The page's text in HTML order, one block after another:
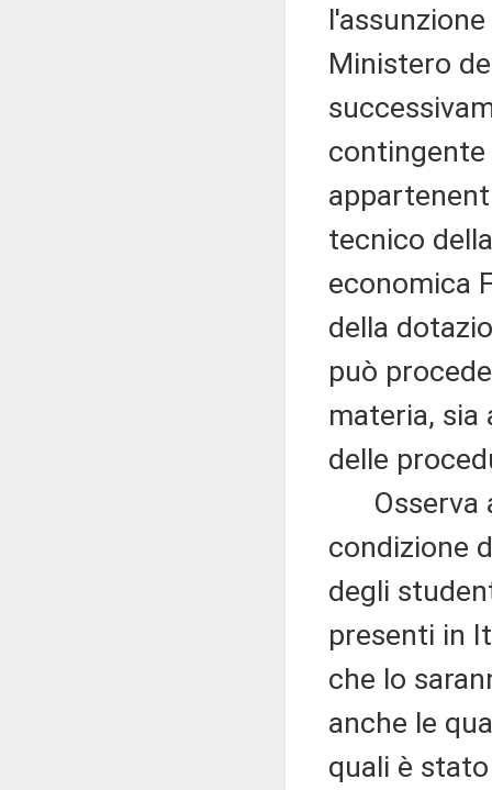
Ministero
contingente
tecnico
economica
della
può
materia, sia
delle
Osserva
condizione
degli
presenti in
che lo
anche le
quali è